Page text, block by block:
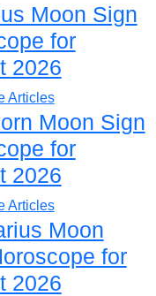
Moon Sign
for
2026
Articles
Moon Sign
for
2026
Articles
Moon
for
2026